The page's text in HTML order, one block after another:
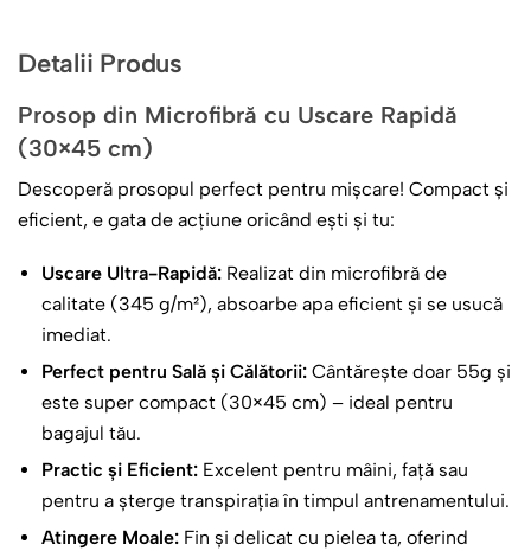
așa că prosopul își găsește locul după spălatul pe față, la
sport ori în călătorii. Este compact și ușor, potrivit pentru
mâini, față sau transpirație, fără să ocupe mult spațiu.
Îl poți pregăti ca surpriză de
lui sau pentru o plecare în tabără. Dacă vrei o variantă în
care fotografia și numele rămân singurele elemente
. Iar pentru alte idei pe același material, vezi
selecția de prosoape personalizate
Detalii Produs
Prosop din Microfibră cu Uscare Rapidă
(30×45 cm)
Descoperă prosopul perfect pentru mișcare! Compact și
eficient, e gata de acțiune oricând ești și tu:
Uscare Ultra-Rapidă: Realizat din microfibră de
calitate (345 g/m²), absoarbe apa eficient și se usucă
imediat.
Perfect pentru Sală și Călătorii: Cântărește doar 55g și
este super compact (30×45 cm) – ideal pentru
bagajul tău.
Practic și Eficient: Excelent pentru mâini, față sau
pentru a șterge transpirația în timpul antrenamentului.
Atingere Moale: Fin și delicat cu pielea ta, oferind